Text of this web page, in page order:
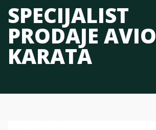
SPECIJALIST
PRODAJE AVIO
KARATA